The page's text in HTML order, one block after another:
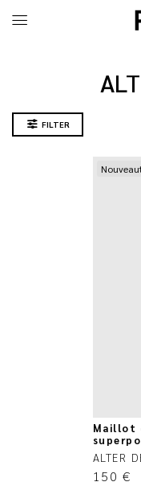
FILTER
Maillot
ALTER
150 €